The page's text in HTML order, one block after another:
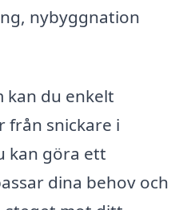
nybyggnation
kan du enkelt
snickare i
kan göra ett
dina behov och